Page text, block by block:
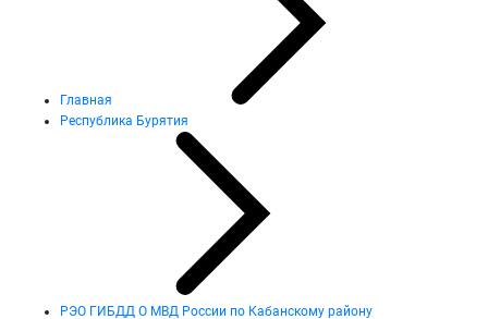
Главная
Республика Бурятия
РЭО ГИБДД О МВД России по Кабанскому району